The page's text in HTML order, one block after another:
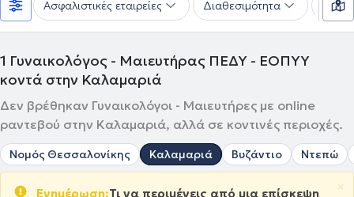
Ασφαλιστικές εταιρείες Διαθεσιμότητα
1 Γυναικολόγος - Μαιευτήρας ΠΕΔΥ - ΕΟΠΥΥ
κοντά στην Καλαμαριά
Δεν βρέθηκαν Γυναικολόγοι - Μαιευτήρες με online
ραντεβού στην Καλαμαριά, αλλά σε κοντινές περιοχές.
Νομός Θεσσαλονίκης Καλαμαριά Βυζάντιο Ντεπώ
Ενημέρωση:Τι να περιμένεις από μια επίσκεψη
×